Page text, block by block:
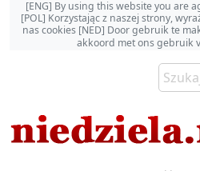
[ENG] By using this website you are
[POL] Korzystając z naszej strony,
nas cookies [NED] Door gebruik te
akkoord met ons gebruik